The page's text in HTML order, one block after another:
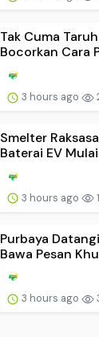
Tak Cuma
Bocorkan Cara
3 hours ago
Smelter
Baterai EV
3 hours ago 1
Purbaya
Bawa Pesan
3 hours ago